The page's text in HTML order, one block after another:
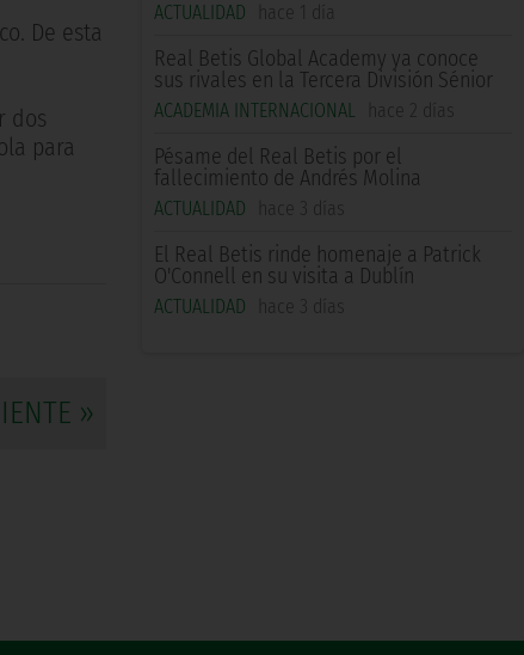
ACTUALIDAD hace 1 día
Real Betis Global Academy ya conoce
sus rivales en la Tercera División Sénior
ACADEMIA INTERNACIONAL hace 2 días
Pésame del Real Betis por el
fallecimiento de Andrés Molina
ACTUALIDAD hace 3 días
El Real Betis rinde homenaje a Patrick
O'Connell en su visita a Dublín
ACTUALIDAD hace 3 días
De esta
dos
para
»